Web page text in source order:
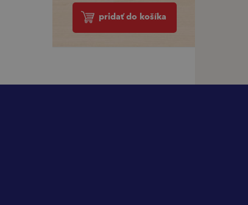
pridať do košíka